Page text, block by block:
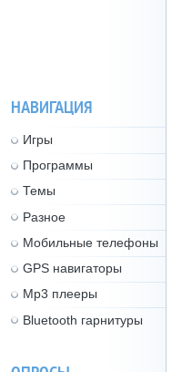
НАВИГАЦИЯ
Игры
Программы
Темы
Разное
Мобильные телефоны
GPS навигаторы
Mp3 плееры
Bluetooth гарнитуры